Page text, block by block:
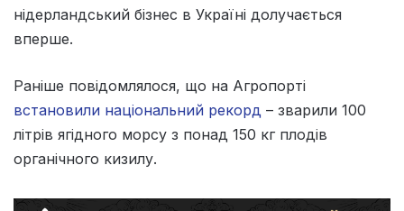
нідерландський бізнес в Україні долучається
вперше.
Раніше повідомлялося, що на Агропорті
встановили національний рекорд – зварили 100
літрів ягідного морсу з понад 150 кг плодів
органічного кизилу.